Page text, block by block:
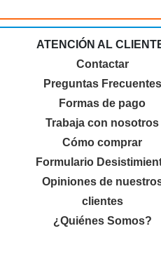
ATENCIÓN AL
Contactar
Preguntas Frecuentes
Formas de pago
Trabaja con nosotros
Cómo comprar
Formulario
Opiniones de
clientes
¿Quiénes Somos?